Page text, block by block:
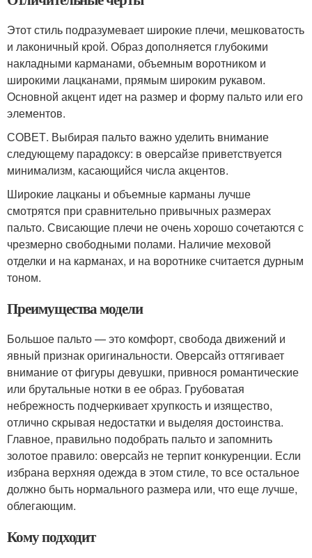
Этот стиль подразумевает широкие плечи, мешковатость
и лаконичный крой. Образ дополняется глубокими
накладными карманами, объемным воротником и
широкими лацканами, прямым широким рукавом.
Основной акцент идет на размер и форму пальто или его
элементов.
СОВЕТ. Выбирая пальто важно уделить внимание
следующему парадоксу: в оверсайзе приветствуется
минимализм, касающийся числа акцентов.
Широкие лацканы и объемные карманы лучше
смотрятся при сравнительно привычных размерах
пальто. Свисающие плечи не очень хорошо сочетаются с
чрезмерно свободными полами. Наличие меховой
отделки и на карманах, и на воротнике считается дурным
тоном.
Преимущества модели
Большое пальто — это комфорт, свобода движений и
явный признак оригинальности. Оверсайз оттягивает
внимание от фигуры девушки, привнося романтические
или брутальные нотки в ее образ. Грубоватая
небрежность подчеркивает хрупкость и изящество,
отлично скрывая недостатки и выделяя достоинства.
Главное, правильно подобрать пальто и запомнить
золотое правило: оверсайз не терпит конкуренции. Если
избрана верхняя одежда в этом стиле, то все остальное
должно быть нормального размера или, что еще лучше,
облегающим.
Кому подходит